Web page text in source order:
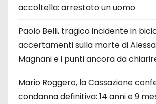
accoltella: arrestato un uomo
Paolo Belli, tragico incidente in
accertamenti sulla morte di
Magnani e i punti ancora da
Mario Roggero, la Cassazione
condanna definitiva: 14 anni e 9